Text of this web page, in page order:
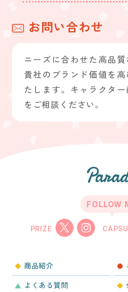
お問い合わせ
ニーズに合わせた高品質
貴社のブランド価値を
たします。キャラクタ
をご相談ください。
FOLLOW
PRIZE
商品紹介
よくある質問